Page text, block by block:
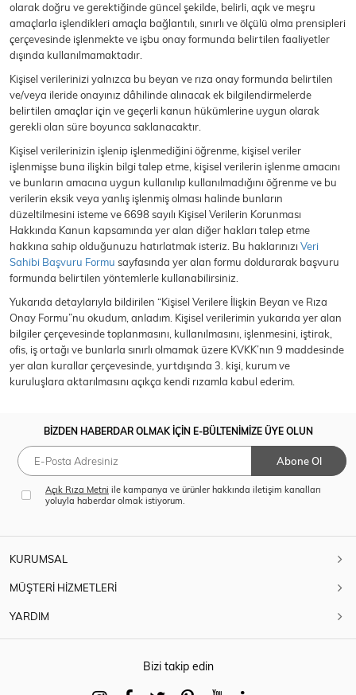
olarak doğru ve gerektiğinde güncel şekilde, belirli, açık ve meşru
amaçlarla işlendikleri amaçla bağlantılı, sınırlı ve ölçülü olma prensipleri
çerçevesinde işlenmekte ve işbu onay formunda belirtilen faaliyetler
dışında kullanılmamaktadır.
Kişisel verilerinizi yalnızca bu beyan ve rıza onay formunda belirtilen
ve/veya ileride onayınız dâhilinde alınacak ek bilgilendirmelerde
belirtilen amaçlar için ve geçerli kanun hükümlerine uygun olarak
gerekli olan süre boyunca saklanacaktır.
Kişisel verilerinizin işlenip işlenmediğini öğrenme, kişisel veriler
işlenmişse buna ilişkin bilgi talep etme, kişisel verilerin işlenme amacını
ve bunların amacına uygun kullanılıp kullanılmadığını öğrenme ve bu
verilerin eksik veya yanlış işlenmiş olması halinde bunların
düzeltilmesini isteme ve 6698 sayılı Kişisel Verilerin Korunması
Hakkında Kanun kapsamında yer alan diğer hakları talep etme
hakkına sahip olduğunuzu hatırlatmak isteriz. Bu haklarınızı Veri
Sahibi Başvuru Formu sayfasında yer alan formu doldurarak başvuru
formunda belirtilen yöntemlerle kullanabilirsiniz.
Yukarıda detaylarıyla bildirilen “Kişisel Verilere İlişkin Beyan ve Rıza
Onay Formu”nu okudum, anladım. Kişisel verilerimin yukarıda yer alan
bilgiler çerçevesinde toplanmasını, kullanılmasını, işlenmesini, iştirak,
ofis, iş ortağı ve bunlarla sınırlı olmamak üzere KVKK’nın 9 maddesinde
yer alan kurallar çerçevesinde, yurtdışında 3. kişi, kurum ve
kuruluşlara aktarılmasını açıkça kendi rızamla kabul ederim.
BİZDEN HABERDAR OLMAK İÇİN E-BÜLTENİMİZE ÜYE OLUN
Abone Ol
Açık Rıza Metni ile kampanya ve ürünler hakkında iletişim kanalları
yoluyla haberdar olmak istiyorum.
KURUMSAL
MÜŞTERİ HİZMETLERİ
YARDIM
Bizi takip edin